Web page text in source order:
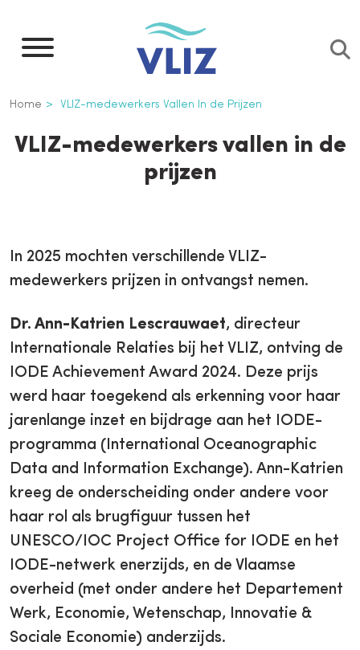
naar
inhoud
gaan
Kruimelpad
Home VLIZ-medewerkers Vallen In de Prijzen
VLIZ-medewerkers vallen in de
prijzen
In 2025 mochten verschillende VLIZ-
medewerkers prijzen in ontvangst nemen.
Dr. Ann-Katrien Lescrauwaet, directeur
Internationale Relaties bij het VLIZ, ontving de
IODE Achievement Award 2024. Deze prijs
werd haar toegekend als erkenning voor haar
jarenlange inzet en bijdrage aan het IODE-
programma (International Oceanographic
Data and Information Exchange). Ann-Katrien
kreeg de onderscheiding onder andere voor
haar rol als brugfiguur tussen het
UNESCO/IOC Project Office for IODE en het
IODE-netwerk enerzijds, en de Vlaamse
overheid (met onder andere het Departement
Werk, Economie, Wetenschap, Innovatie &
Sociale Economie) anderzijds.